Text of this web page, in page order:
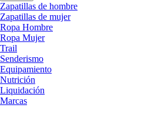
Zapatillas de hombre
Zapatillas de mujer
Ropa Hombre
Ropa Mujer
Trail
Senderismo
Equipamiento
Nutrición
Liquidación
Marcas